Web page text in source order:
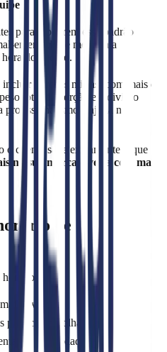
para repetirem esse padrão
entendidos e melhora a
hora do pedido.
porções mistas (com mais de
total da porção e a divisão
profissionalismo e ajuda na
o cliente sabe exatamente o que
na sua marca e volta com mais
de
leves;
para compartilhar;
e saciedade.